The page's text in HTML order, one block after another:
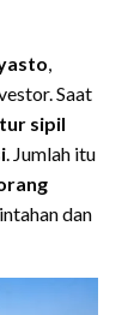
,
Saat
sipil
. Jumlah itu
dan